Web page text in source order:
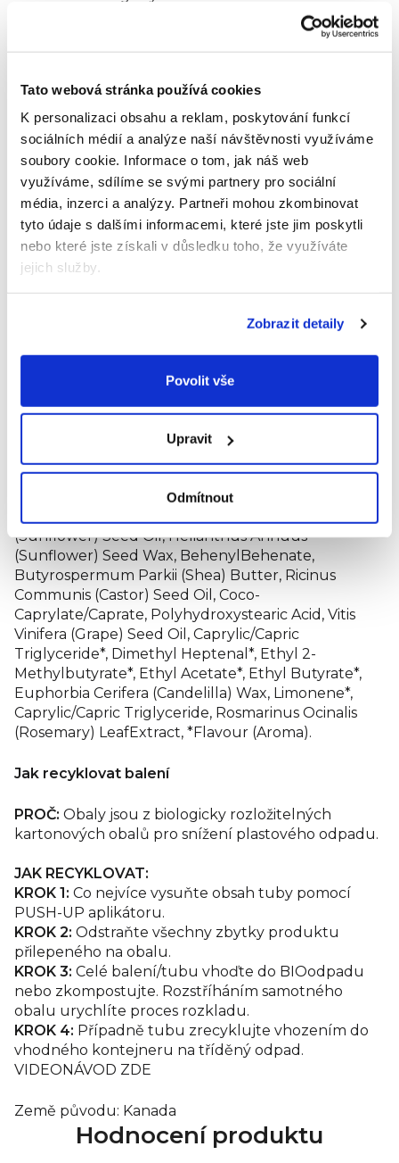
Tato webová stránka používá cookies
K personalizaci obsahu a reklam, poskytování funkcí
sociálních médií a analýze naší návštěvnosti využíváme
soubory cookie. Informace o tom, jak náš web
využíváme, sdílíme se svými partnery pro sociální
média, inzerci a analýzy. Partneři mohou zkombinovat
tyto údaje s dalšími informacemi, které jste jim poskytli
nebo které jste získali v důsledku toho, že využíváte
jejich služby.
Zobrazit detaily
Povolit vše
Upravit
Odmítnout
osvěžující vůni
Baleno v inovativním bezplastovém obalu.
Tipy pro aplikaci
JAK:Balzám vysuňte ven sunutím vnitřní dolní
části tuby směrem nahoru, vysuňte vždy jen malé
množství. Aplikujte podle potřeby přímo na rty.
POUZE K ZEVNÍMU POUŽITÍ.
Certifikace
EWG VERIFIED: čisté přísady a složení, které je
transparentní. EWG ("Environmental Working
Group") je nezávislá organizace, která pomáhá
přírodě šetrné produkty.
Revoluční bezplastový obal vyrobený z
FSC ze zodpovědně obhospodařovaných lesů.
Složení
Cocos Nucifera (Coconut) Oil, Helianthus Annuus
(Sunflower) Seed Oil, Helianthus Annuus
(Sunflower) Seed Wax, BehenylBehenate,
Butyrospermum Parkii (Shea) Butter, Ricinus
Communis (Castor) Seed Oil, Coco-
Caprylate/Caprate, Polyhydroxystearic Acid, Vitis
Vinifera (Grape) Seed Oil, Caprylic/Capric
Triglyceride*, Dimethyl Heptenal*, Ethyl 2-
Methylbutyrate*, Ethyl Acetate*, Ethyl Butyrate*,
Euphorbia Cerifera (Candelilla) Wax, Limonene*,
Caprylic/Capric Triglyceride, Rosmarinus Ocinalis
(Rosemary) LeafExtract, *Flavour (Aroma).
Jak recyklovat balení
PROČ: Obaly jsou z biologicky rozložitelných
kartonových obalů pro snížení plastového odpadu.
JAK RECYKLOVAT:
KROK 1: Co nejvíce vysuňte obsah tuby pomocí
PUSH-UP aplikátoru.
KROK 2: Odstraňte všechny zbytky produktu
přilepeného na obalu.
KROK 3: Celé balení/tubu vhoďte do BIOodpadu
nebo zkompostujte. Rozstříháním samotného
obalu urychlíte proces rozkladu.
KROK 4: Případně tubu zrecyklujte vhozením do
vhodného kontejneru na tříděný odpad.
VIDEONÁVOD ZDE
Země původu: Kanada
Hodnocení produktu